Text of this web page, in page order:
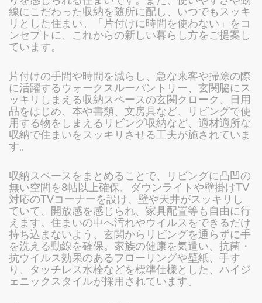
線にこだわった収納を随所に配し、いつでもスッキ
リとした住まい。「片付けに時間を使わない」をコ
ンセプトに、これからの新しい暮らし方をご提案し
ています。
片付けの手間や時間を減らし、急な来客や掃除の際
に活躍するウォークスルーパントリー、玄関脇にス
ッキリしまえる収納スペースの玄関クローク、日用
品をはじめ、本や書類、文房具など、リビングで使
用する物をしまえるリビング収納など、適材適所な
収納で住まいをスッキリさせる工夫が施されていま
す。
収納スペースをまとめることで、リビングに凸凹の
無い空間を8帖以上確保。ダウンライトや壁掛けTV
対応のTVコーナーを設け、壁や天井がスッキリし
ていて、開放感を感じられ、家具配置等も自由に行
えます。住まいの中へ汚れやウイルスをできるだけ
持ち込まないよう、玄関からリビングを通らずに手
を洗える動線を確保。家族の健康を気遣い、抗菌・
抗ウイルス効果のあるフローリングや壁紙、手す
り、タッチレス水栓などを標準仕様とした、ハイジ
ェニックスタイルが採用されています。